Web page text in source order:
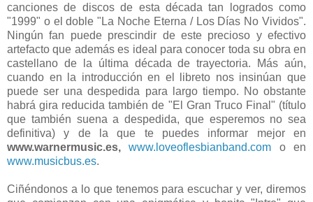
canciones de discos de esta década tan logrados como
"1999" o el doble "La Noche Eterna / Los Días No Vividos".
Ningún fan puede prescindir de este precioso y efectivo
artefacto que además es ideal para conocer toda su obra en
castellano de la última década de trayectoria. Más aún,
cuando en la introducción en el libreto nos insinúan que
puede ser una despedida para largo tiempo. No obstante
habrá gira reducida también de "El Gran Truco Final" (título
que también suena a despedida, que esperemos no sea
definitiva) y de la que te puedes informar mejor en
www.warnermusic.es,
www.loveoflesbianband.com o en
www.musicbus.es.
Ciñéndonos a lo que tenemos para escuchar y ver, diremos